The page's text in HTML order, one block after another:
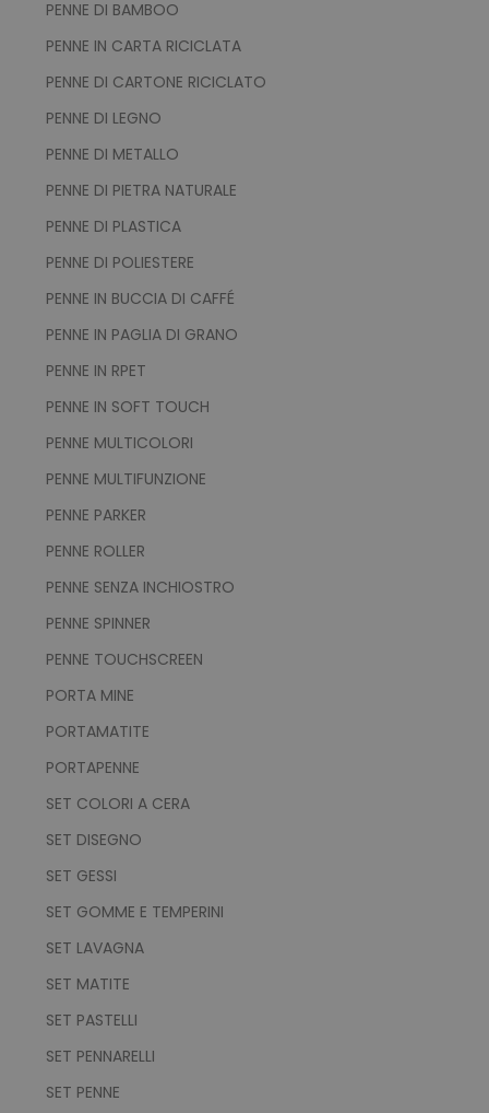
PENNE DI BAMBOO
PENNE IN CARTA RICICLATA
PENNE DI CARTONE RICICLATO
PENNE DI LEGNO
PENNE DI METALLO
PENNE DI PIETRA NATURALE
PENNE DI PLASTICA
PENNE DI POLIESTERE
PENNE IN BUCCIA DI CAFFÉ
PENNE IN PAGLIA DI GRANO
PENNE IN RPET
PENNE IN SOFT TOUCH
PENNE MULTICOLORI
PENNE MULTIFUNZIONE
PENNE PARKER
PENNE ROLLER
PENNE SENZA INCHIOSTRO
PENNE SPINNER
PENNE TOUCHSCREEN
PORTA MINE
PORTAMATITE
PORTAPENNE
SET COLORI A CERA
SET DISEGNO
SET GESSI
SET GOMME E TEMPERINI
SET LAVAGNA
SET MATITE
SET PASTELLI
SET PENNARELLI
SET PENNE
ls_mage-cache-storage-section-